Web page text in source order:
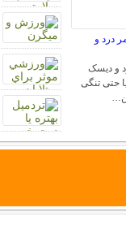
درد و
و دیسک
حتی تنگی